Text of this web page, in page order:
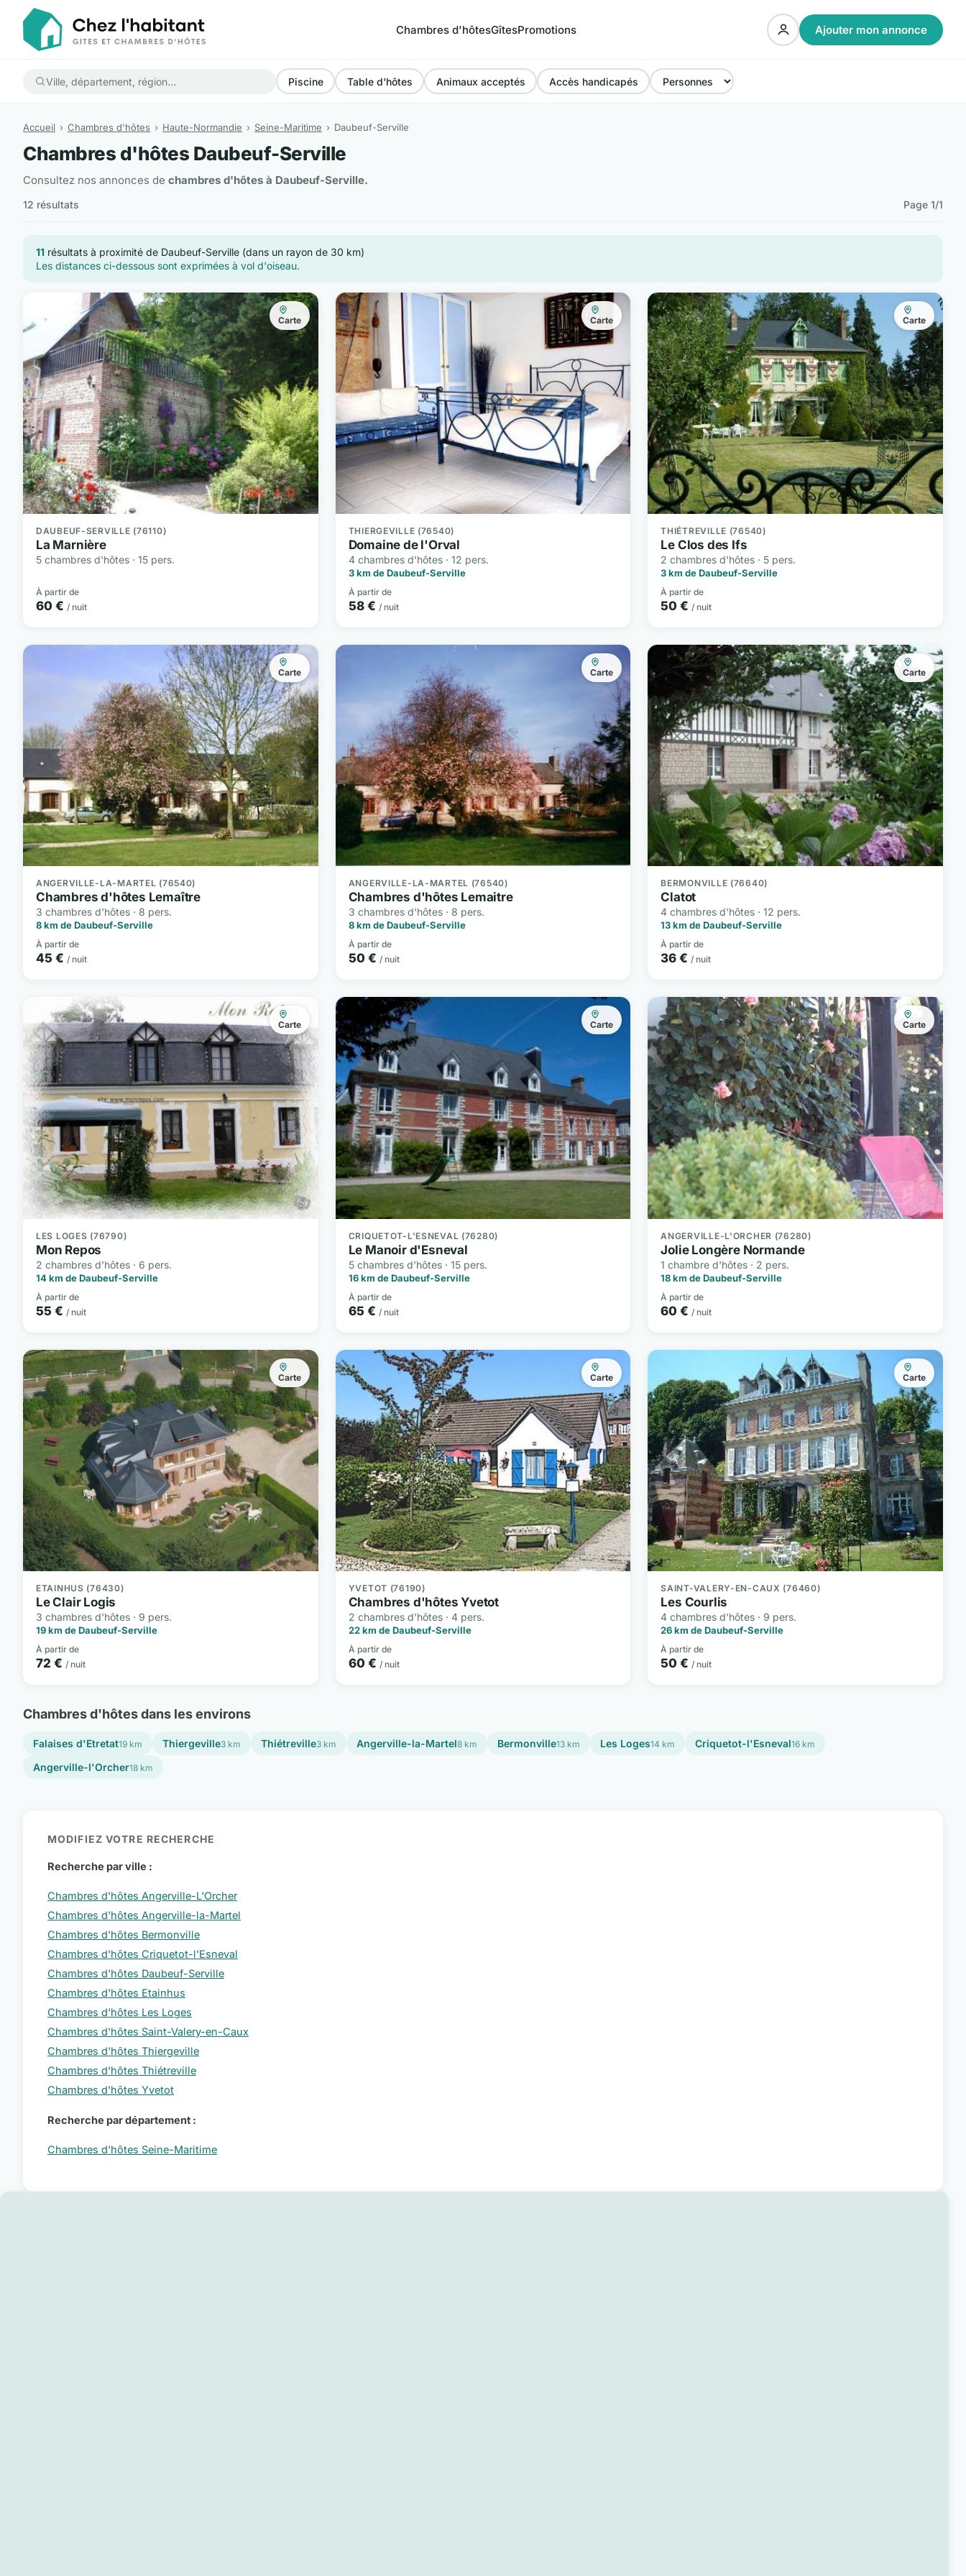
Chambres d'hôtesGîtesPromotions Ajouter mon annonce
Piscine Table d'hôtes Animaux acceptés Accès handicapés
Accueil Chambres d'hôtes Haute-Normandie Seine-Maritime Daubeuf-Serville
Chambres d'hôtes Daubeuf-Serville
Consultez nos annonces de chambres d'hôtes à Daubeuf-Serville.
12 résultats Page 1/1
11 résultats à proximité de Daubeuf-Serville (dans un rayon de 30 km)
Les distances ci-dessous sont exprimées à vol d'oiseau.
Carte
DAUBEUF-SERVILLE (76110)
La Marnière
5 chambres d'hôtes · 15 pers.
À partir de
60 € / nuit
Carte
THIERGEVILLE (76540)
Domaine de l'Orval
4 chambres d'hôtes · 12 pers.
3 km de Daubeuf-Serville
À partir de
58 € / nuit
Carte
THIÉTREVILLE (76540)
Le Clos des Ifs
2 chambres d'hôtes · 5 pers.
3 km de Daubeuf-Serville
À partir de
50 € / nuit
Carte
ANGERVILLE-LA-MARTEL (76540)
Chambres d'hôtes Lemaître
3 chambres d'hôtes · 8 pers.
8 km de Daubeuf-Serville
À partir de
45 € / nuit
Carte
ANGERVILLE-LA-MARTEL (76540)
Chambres d'hôtes Lemaitre
3 chambres d'hôtes · 8 pers.
8 km de Daubeuf-Serville
À partir de
50 € / nuit
Carte
BERMONVILLE (76640)
Clatot
4 chambres d'hôtes · 12 pers.
13 km de Daubeuf-Serville
À partir de
36 €/ nuit
Carte
LES LOGES (76790)
Mon Repos
2 chambres d'hôtes · 6 pers.
14 km de Daubeuf-Serville
À partir de
55 € / nuit
Carte
CRIQUETOT-L'ESNEVAL (76280)
Le Manoir d'Esneval
5 chambres d'hôtes · 15 pers.
16 km de Daubeuf-Serville
À partir de
65 € / nuit
Carte
ANGERVILLE-L'ORCHER (76280)
Jolie Longère Normande
1 chambre d'hôtes · 2 pers.
18 km de Daubeuf-Serville
À partir de
60 € / nuit
Carte
ETAINHUS (76430)
Le Clair Logis
3 chambres d'hôtes · 9 pers.
19 km de Daubeuf-Serville
À partir de
72 € / nuit
Carte
YVETOT (76190)
Chambres d'hôtes Yvetot
2 chambres d'hôtes · 4 pers.
22 km de Daubeuf-Serville
À partir de
60 € / nuit
Carte
SAINT-VALERY-EN-CAUX (76460)
Les Courlis
4 chambres d'hôtes · 9 pers.
26 km de Daubeuf-Serville
À partir de
50 €/ nuit
Chambres d'hôtes dans les environs
Falaises d'Etretat19 km Thiergeville3 km Thiétreville3 km Angerville-la-Martel8 km Bermonville13 km Les Loges14 km Criquetot-l'Esneval16 km
Angerville-l'Orcher18 km
MODIFIEZ VOTRE RECHERCHE
Recherche par ville :
Chambres d'hôtes Angerville-L'Orcher
Chambres d'hôtes Angerville-la-Martel
Chambres d'hôtes Bermonville
Chambres d'hôtes Criquetot-l'Esneval
Chambres d'hôtes Daubeuf-Serville
Chambres d'hôtes Etainhus
Chambres d'hôtes Les Loges
Chambres d'hôtes Saint-Valery-en-Caux
Chambres d'hôtes Thiergeville
Chambres d'hôtes Thiétreville
Chambres d'hôtes Yvetot
Recherche par département :
Chambres d'hôtes Seine-Maritime